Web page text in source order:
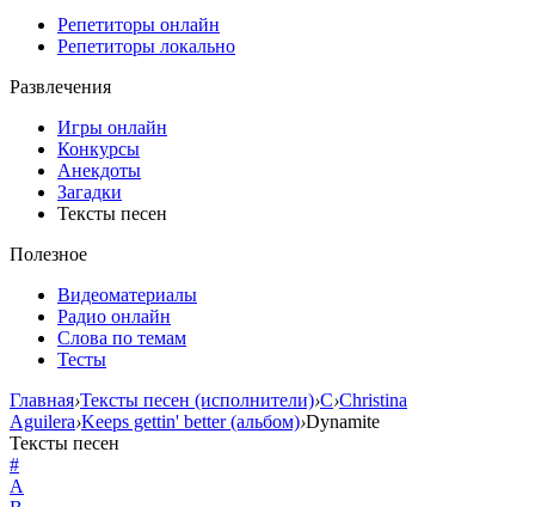
Репетиторы онлайн
Репетиторы локально
Развлечения
Игры онлайн
Конкурсы
Анекдоты
Загадки
Тексты песен
Полезное
Видеоматериалы
Радио онлайн
Слова по темам
Тесты
Главная›Тексты песен (исполнители)›C›Christina
Aguilera›Keeps gettin' better (альбом)›Dynamite
Тексты песен
#
A